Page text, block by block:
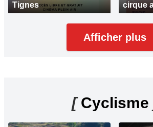
Tignes
cirque
Afficher plus
[Cyclisme